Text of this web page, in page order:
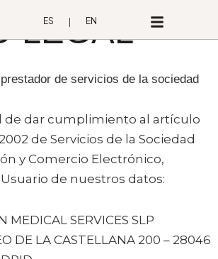
ES EN
LEGAL
de servicios de la sociedad
de dar cumplimiento al artículo
de Servicios de la Sociedad
y Comercio Electrónico,
de nuestros datos:
MEDICAL SERVICES SLP
DE LA CASTELLANA 200 – 28046